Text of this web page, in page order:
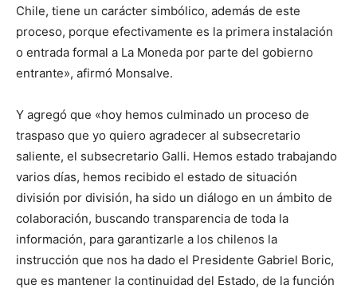
Chile, tiene un carácter simbólico, además de este
proceso, porque efectivamente es la primera instalación
o entrada formal a La Moneda por parte del gobierno
entrante», afirmó Monsalve.
Y agregó que «hoy hemos culminado un proceso de
traspaso que yo quiero agradecer al subsecretario
saliente, el subsecretario Galli. Hemos estado trabajando
varios días, hemos recibido el estado de situación
división por división, ha sido un diálogo en un ámbito de
colaboración, buscando transparencia de toda la
información, para garantizarle a los chilenos la
instrucción que nos ha dado el Presidente Gabriel Boric,
que es mantener la continuidad del Estado, de la función